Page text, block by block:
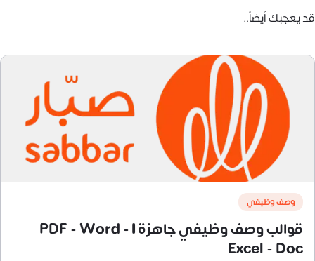
قد يعجبك أيضاً..
وصف وظيفي
قوالب وصف وظيفي جاهزة | PDF - Word -
Excel - Doc